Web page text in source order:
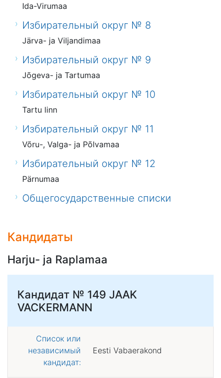
Ida-Virumaa
Избирательный округ № 8
Järva- ja Viljandimaa
Избирательный округ № 9
Jõgeva- ja Tartumaa
Избирательный округ № 10
Tartu linn
Избирательный округ № 11
Võru-, Valga- ja Põlvamaa
Избирательный округ № 12
Pärnumaa
Общегосударственные списки
Кандидаты
Harju- ja Raplamaa
Кандидат № 149 JAAK
VACKERMANN
Список или
независимый
кандидат:
Eesti Vabaerakond